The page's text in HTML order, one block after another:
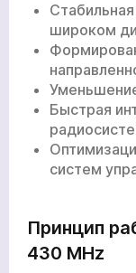
широком
Быстрая
систем
Принцип
430 MHz